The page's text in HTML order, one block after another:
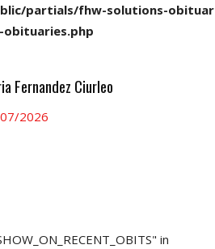
partials/fhw-solutions-
Fernandez Ciurleo
2026
in